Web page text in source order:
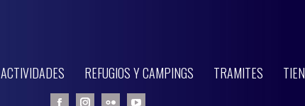
ACTIVIDADES REFUGIOS Y CAMPINGS TRAMITES